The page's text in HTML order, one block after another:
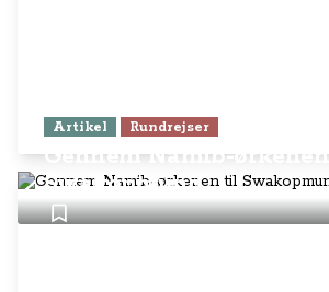
Artikel Rundrejser
Gennem Namib-
Swakopmund